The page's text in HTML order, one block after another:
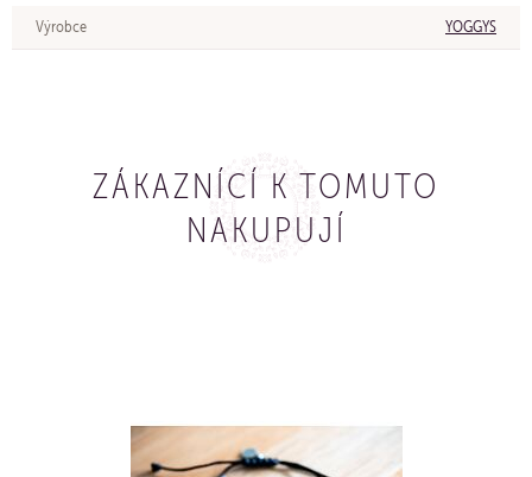
Výrobce YOGGYS
ZÁKAZNÍCÍ K TOMUTO
NAKUPUJÍ